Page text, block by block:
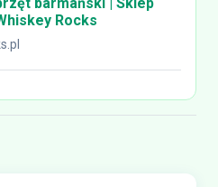
Rocks